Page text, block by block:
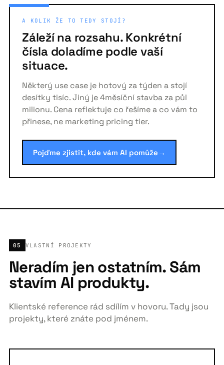
A KOLIK ŽE TO TEDY STOJÍ?
Záleží na rozsahu. Konkrétní
čísla doladíme podle vaší
situace.
Některý use case je hotový za týden a stojí
desítky tisíc. Jiný je 4měsíční stavba za půl
milionu. Cena reflektuje co řešíme a co vám to
přinese, ne marketing pricing tier.
Pojďme zjistit, kde vám AI pomůže →
05 VLASTNÍ PROJEKTY
Neradím jen ostatním. Sám
stavím AI produkty.
Klientské reference rád sdílím v hovoru. Tady jsou
projekty, které znáte pod jménem.